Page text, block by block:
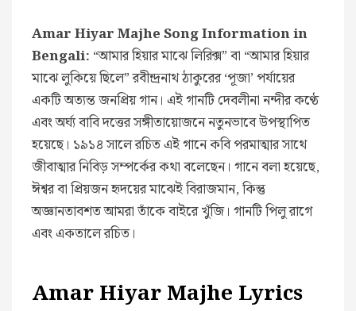
Amar Hiyar Majhe Song Information in
Bengali: “আমার হিয়ার মাঝে লিরিক্স” বা “আমার হিয়ার
মাঝে লুকিয়ে ছিলে” রবীন্দ্রনাথ ঠাকুরের ‘পূজা’ পর্যায়ের
একটি অত্যন্ত জনপ্রিয় গান। এই গানটি দেবলীনা নন্দীর কণ্ঠে
এবং অর্ঘ্য বাবি দত্তের সঙ্গীতায়োজনে নতুনভাবে উপস্থাপিত
হয়েছে। ১৯১৪ সালে রচিত এই গানে কবি পরমাত্মার সাথে
জীবাত্মার নিবিড় সম্পর্কের কথা বলেছেন। গানে বলা হয়েছে,
ঈশ্বর বা প্রিয়জন হৃদয়ের মাঝেই বিরাজমান, কিন্তু
অজ্ঞানতাবশত আমরা তাঁকে বাইরে খুঁজি। গানটি পিলু রাগে
এবং একতালে রচিত।
Amar Hiyar Majhe Lyrics